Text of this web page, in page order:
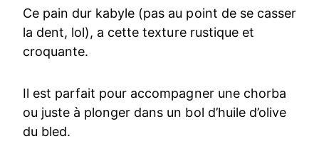
Ce pain dur kabyle (pas au point de se casser
la dent, lol), a cette texture rustique et
croquante.
Il est parfait pour accompagner une chorba
ou juste à plonger dans un bol d’huile d’olive
du bled.